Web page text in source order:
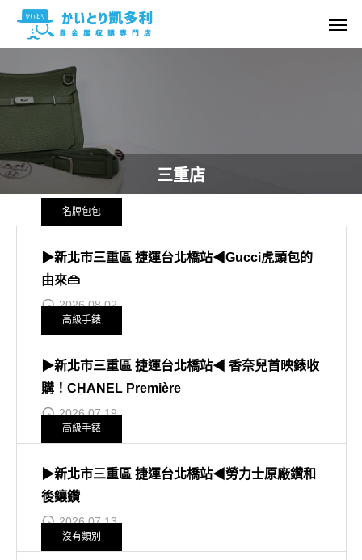
三重店
名牌包包
▶新北市三重區 捷運台北橋站◀Gucci虎頭包的
由來👜
2026.08.02
高級手錶
▶新北市三重區 捷運台北橋站◀ 香奈兒首映錶收
購！CHANEL Première
2026.07.19
高級手錶
▶新北市三重區 捷運台北橋站◀勞力士原廠鑽和
後鑲鑽
2026.07.13
沒有類別